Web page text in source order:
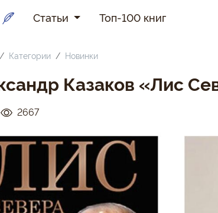
Статьи Топ-100 книг
Категории Новинки
Казаков «Лис
2667